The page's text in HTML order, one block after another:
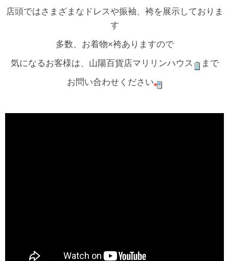
店頭ではさまざまなドレスや振袖、袴を展示しておりま
す
多数、お着物×袴ありますので
気になるお客様は、山陽百貨店マリリンハウス
まで
お問い合わせください